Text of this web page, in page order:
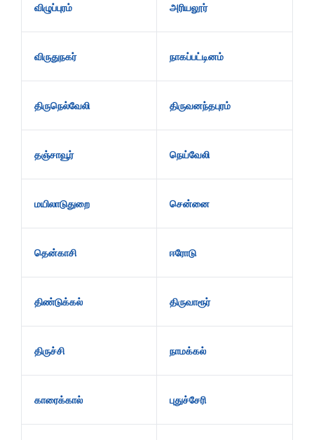
விழுப்புரம் அரியலூர்
விருதுநகர் நாகப்பட்டினம்
திருநெல்வேலி திருவனந்தபுரம்
தஞ்சாவூர் நெய்வேலி
மயிலாடுதுறை சென்னை
தென்காசி ஈரோடு
திண்டுக்கல் திருவாரூர்
திருச்சி நாமக்கல்
காரைக்கால் புதுச்சேரி